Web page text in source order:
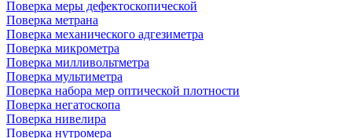
Поверка меры дефектоскопической
Поверка метрана
Поверка механического адгезиметра
Поверка микрометра
Поверка милливольтметра
Поверка мультиметра
Поверка набора мер оптической плотности
Поверка негатоскопа
Поверка нивелира
Поверка нутромера